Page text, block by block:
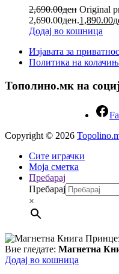
2,690.00ден Original
2,690.00ден.1,890.00
Додај во кошница
Изјавата за
Политика на
Тополино.мк на
Copyright © 2026
Сите играчки
Моја сметка
Пребарај
Пребарај
×
Вие гледате: Магнетна
Додај во кошница